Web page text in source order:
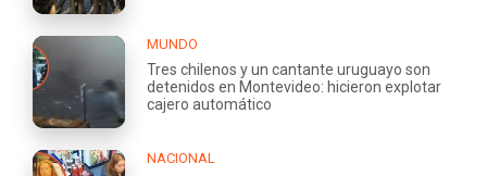
MUNDO
Tres chilenos y un cantante uruguayo son
detenidos en Montevideo: hicieron explotar
cajero automático
NACIONAL